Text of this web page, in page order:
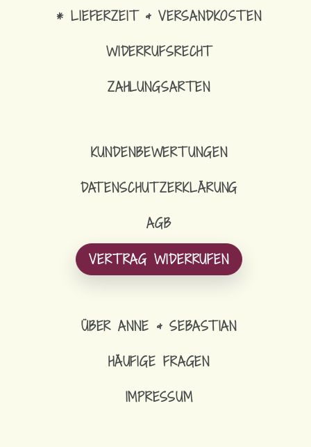
* LIEFERZEIT & VERSANDKOSTEN
WIDERRUFSRECHT
ZAHLUNGSARTEN
KUNDENBEWERTUNGEN
DATENSCHUTZERKLÄRUNG
AGB
VERTRAG WIDERRUFEN
ÜBER ANNE & SEBASTIAN
HÄUFIGE FRAGEN
IMPRESSUM